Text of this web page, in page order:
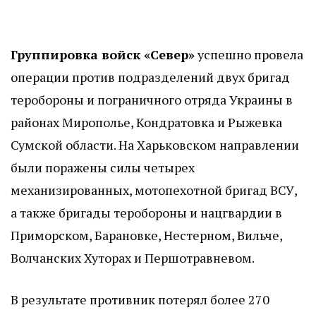
Группировка войск «Север»успешно провела
операции против подразделений двух бригад
теробороны и пограничного отряда Украины в
районах Мирополье, Кондратовка и Рыжевка
Сумской области. На Харьковском направлении
были поражены силы четырех
механизированных, мотопехотной бригад ВСУ,
а также бригады теробороны и нацгвардии в
Приморском, Барановке, Нестерном, Вильче,
Волчанских Хуторах и Першотравневом.
В результате противник потерял более 270